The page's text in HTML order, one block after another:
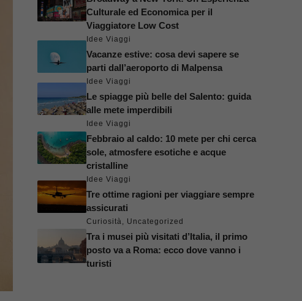
Culturale ed Economica per il
Viaggiatore Low Cost
Idee Viaggi
Vacanze estive: cosa devi sapere se
parti dall’aeroporto di Malpensa
Idee Viaggi
Le spiagge più belle del Salento: guida
alle mete imperdibili
Idee Viaggi
Febbraio al caldo: 10 mete per chi cerca
sole, atmosfere esotiche e acque
cristalline
Idee Viaggi
Tre ottime ragioni per viaggiare sempre
assicurati
Curiosità, Uncategorized
Tra i musei più visitati d’Italia, il primo
posto va a Roma: ecco dove vanno i
turisti